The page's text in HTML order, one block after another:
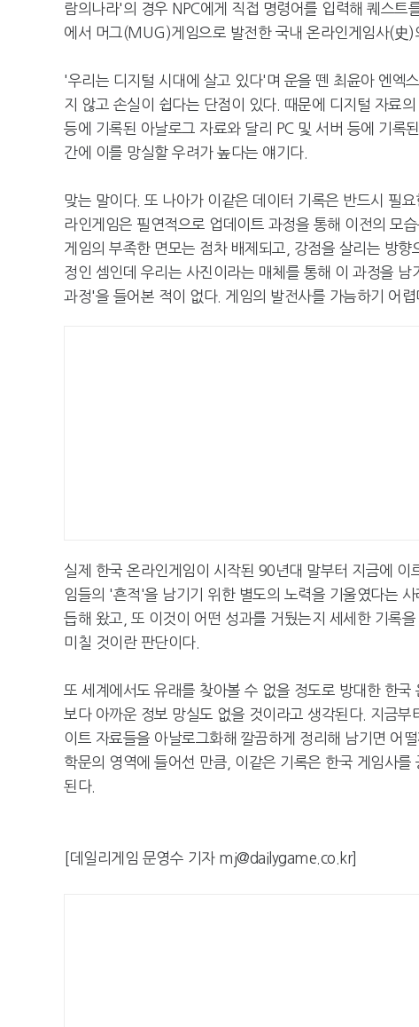
람의나라'의 경우 NPC에게 직접 명령어를 입력해 퀘스
에서 머그(MUG)게임으로 발전한 국내 온라인게임사(史)
'우리는 디지털 시대에 살고 있다'며 운을 뗀 최윤아 엔엑
지 않고 손실이 쉽다는 단점이 있다. 때문에 디지털 자료
등에 기록된 아날로그 자료와 달리 PC 및 서버 등에 기록
간에 이를 망실할 우려가 높다는 얘기다.
맞는 말이다. 또 나아가 이같은 데이터 기록은 반드시 필
라인게임은 필연적으로 업데이트 과정을 통해 이전의 모
게임의 부족한 면모는 점차 배제되고, 강점을 살리는 방
정인 셈인데 우리는 사진이라는 매체를 통해 이 과정을
과정'을 들어본 적이 없다. 게임의 발전사를 가늠하기 어렵
실제 한국 온라인게임이 시작된 90년대 말부터 지금에 이
임들의 '흔적'을 남기기 위한 별도의 노력을 기울였다는
듭해 왔고, 또 이것이 어떤 성과를 거뒀는지 세세한 기록
미칠 것이란 판단이다.
또 세계에서도 유래를 찾아볼 수 없을 정도로 방대한 한
보다 아까운 정보 망실도 없을 것이라고 생각된다. 지금
이트 자료들을 아날로그화해 깔끔하게 정리해 남기면 어
학문의 영역에 들어선 만큼, 이같은 기록은 한국 게임사
된다.
[데일리게임 문영수 기자 mj@dailygame.co.kr]